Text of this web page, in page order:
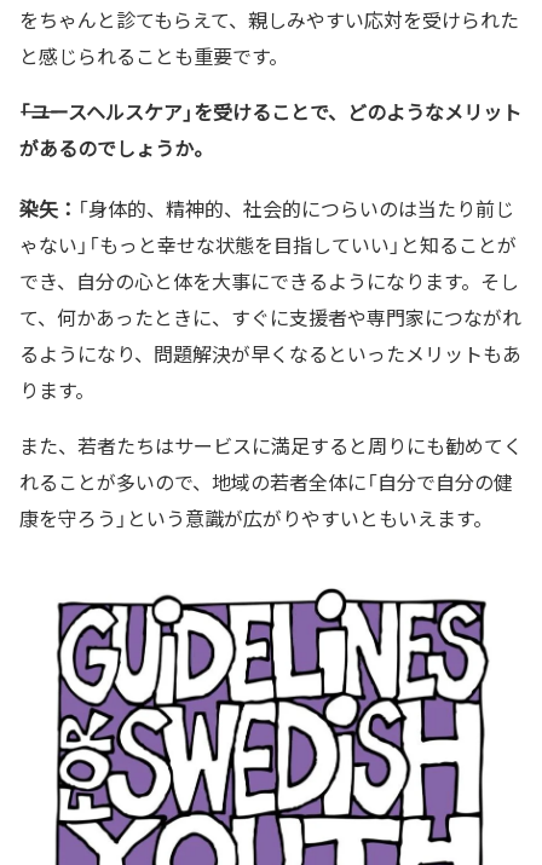
をちゃんと診てもらえて、親しみやすい応対を受けられた
と感じられることも重要です。
――「ユースヘルスケア」を受けることで、どのようなメリット
があるのでしょうか。
染矢： 「身体的、精神的、社会的につらいのは当たり前じ
ゃない」「もっと幸せな状態を目指していい」と知ることが
でき、自分の心と体を大事にできるようになります。そし
て、何かあったときに、すぐに支援者や専門家につながれ
るようになり、問題解決が早くなるといったメリットもあ
ります。
また、若者たちはサービスに満足すると周りにも勧めてく
れることが多いので、地域の若者全体に「自分で自分の健
康を守ろう」という意識が広がりやすいともいえます。